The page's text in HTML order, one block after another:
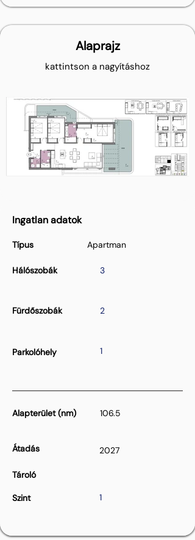
Alaprajz
kattintson a nagyításhoz
Ingatlan adatok
Típus
Hálószobák
Apartman
3
Fürdőszobák 2
Parkolóhely 1
Alapterület (nm) 106.5
Átadás 2027
Tároló
Szint 1